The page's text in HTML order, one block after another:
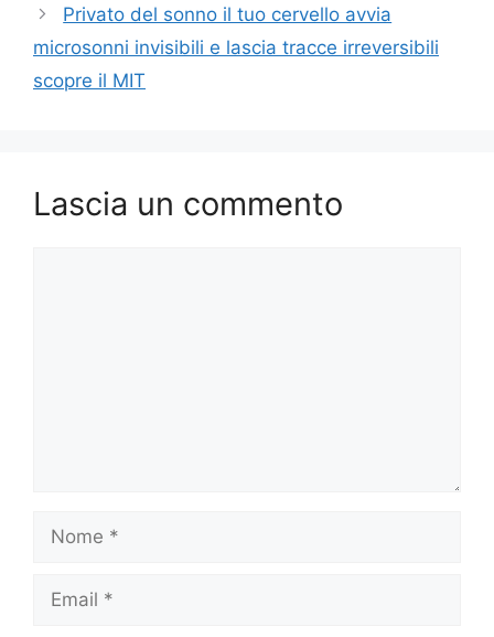
Privato del sonno il tuo cervello avvia
microsonni invisibili e lascia tracce irreversibili
scopre il MIT
Lascia un commento
Nome
Email